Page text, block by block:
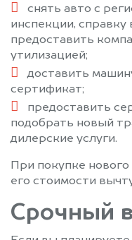
снять авто с
инспекции,
предоставить
утилизацией;
доставить
сертификат;
предоставить
подобрать новый
дилерские услуги.
При покупке
его стоимости
Срочный